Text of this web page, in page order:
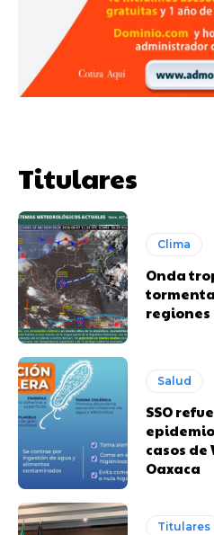
Titulares
Clima
Onda
Salud
SSO
casos
Oaxaca
Titulares